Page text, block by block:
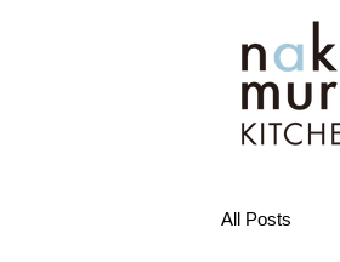
All Posts